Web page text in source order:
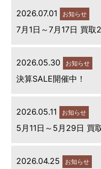
2026.07.01 お知らせ
7月1日～7月17日 買
2026.05.30 お知らせ
決算SALE開催中！
2026.05.11 お知らせ
5月11日～5月29日 買
2026.04.25 お知らせ